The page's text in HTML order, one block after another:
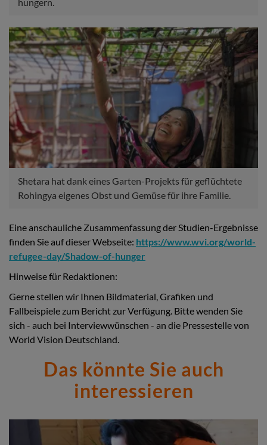
Shetara hat dank eines Garten-Projekts für geflüchtete
Rohingya eigenes Obst und Gemüse für ihre Familie.
Eine anschauliche Zusammenfassung der Studien-Ergebnisse
finden Sie auf dieser Webseite: https://www.wvi.org/world-
refugee-day/Shadow-of-hunger
Hinweise für Redaktionen:
Gerne stellen wir Ihnen Bildmaterial, Grafiken und
Fallbeispiele zum Bericht zur Verfügung. Bitte wenden Sie
sich - auch bei Interviewwünschen - an die Pressestelle von
World Vision Deutschland.
Das könnte Sie auch
interessieren